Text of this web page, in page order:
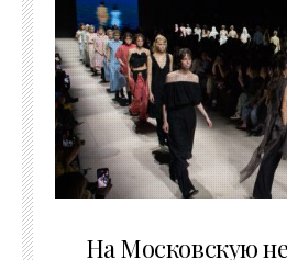
На Московскую